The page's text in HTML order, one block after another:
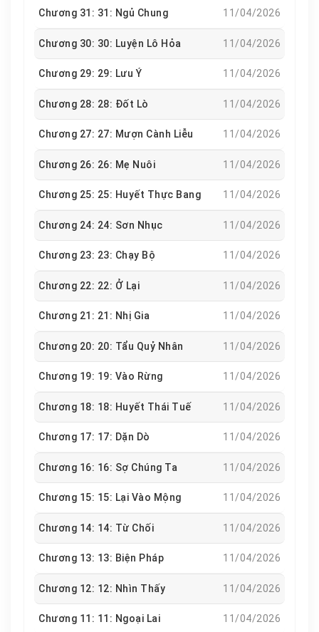
Chương 31: 31: Ngủ Chung 11/04/2026
Chương 30: 30: Luyện Lô Hỏa 11/04/2026
Chương 29: 29: Lưu Ý 11/04/2026
Chương 28: 28: Đốt Lò 11/04/2026
Chương 27: 27: Mượn Cành Liễu 11/04/2026
Chương 26: 26: Mẹ Nuôi 11/04/2026
Chương 25: 25: Huyết Thực Bang 11/04/2026
Chương 24: 24: Sơn Nhục 11/04/2026
Chương 23: 23: Chạy Bộ 11/04/2026
Chương 22: 22: Ở Lại 11/04/2026
Chương 21: 21: Nhị Gia 11/04/2026
Chương 20: 20: Tẩu Quỷ Nhân 11/04/2026
Chương 19: 19: Vào Rừng 11/04/2026
Chương 18: 18: Huyết Thái Tuế 11/04/2026
Chương 17: 17: Dặn Dò 11/04/2026
Chương 16: 16: Sợ Chúng Ta 11/04/2026
Chương 15: 15: Lại Vào Mộng 11/04/2026
Chương 14: 14: Từ Chối 11/04/2026
Chương 13: 13: Biện Pháp 11/04/2026
Chương 12: 12: Nhìn Thấy 11/04/2026
Chương 11: 11: Ngoại Lai 11/04/2026